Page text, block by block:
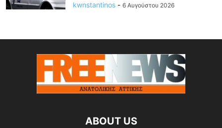
kwnstantinos - 6 Αυγούστου 2026
ABOUT US